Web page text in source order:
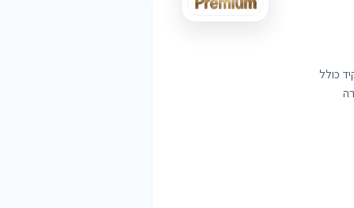
כולל